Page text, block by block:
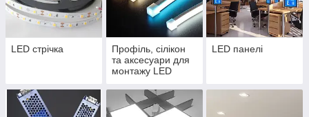
LED стрічка
Профіль, сілікон
та аксесуари для
монтажу LED
LED панелі